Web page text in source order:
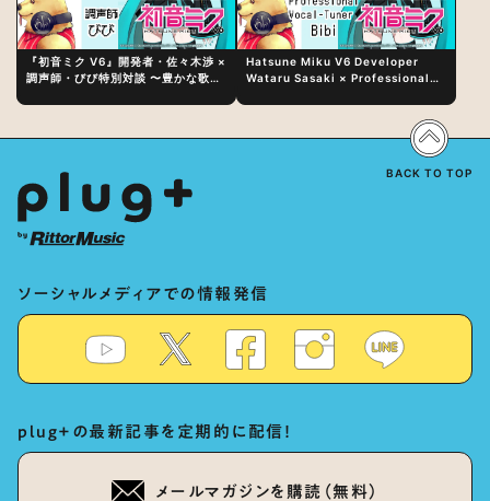
『初音ミク V6』開発者・佐々木渉 ×
調声師・びび特別対談 〜豊かな歌声
Hatsune Miku V6 Developer
Wataru Sasaki × Professional
Vocal Expression Lies in “Love
for the singing characters” and
ソーシャルメディアでの情報発信
plug+の最新記事を定期的に配信！
メールマガジンを購読（無料）
BACK TO TOP